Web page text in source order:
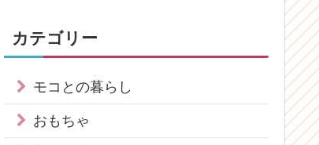
カテゴリー
モコとの暮らし
おもちゃ